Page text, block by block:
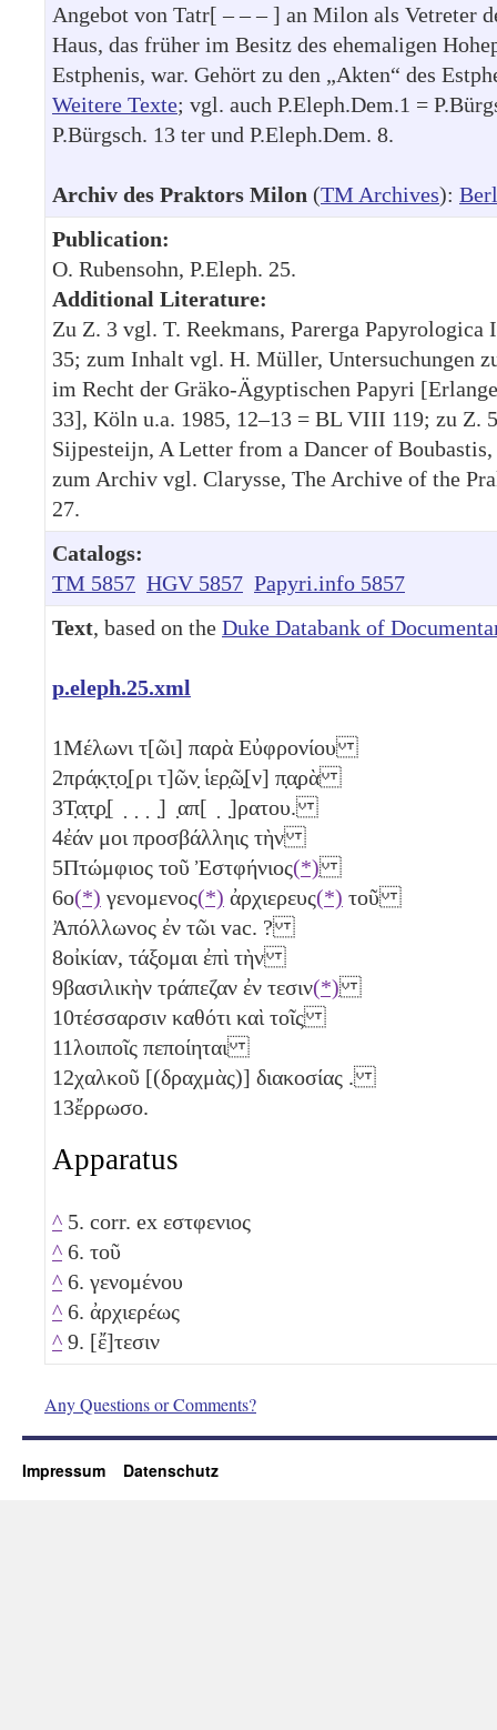
Angebot von Tatr[ – – – ] an Milon als Vetreter
Haus, das früher im Besitz des ehemaligen
Estphenis, war. Gehört zu den „Akten“ des
Weitere Texte; vgl. auch P.Eleph.Dem.1 =
P.Bürgsch. 13 ter und P.Eleph.Dem. 8.
Archiv des Praktors Milon (TM Archives):
Publication:
O. Rubensohn, P.Eleph. 25.
Additional Literature:
Zu Z. 3 vgl. T. Reekmans, Parerga
35; zum Inhalt vgl. H. Müller, Untersuchungen
im Recht der Gräko-Ägyptischen Papyri
33], Köln u.a. 1985, 12–13 = BL VIII 119; zu Z.
Sijpesteijn, A Letter from a Dancer of
zum Archiv vgl. Clarysse, The Archive of the
27.
Catalogs:
TM 5857 HGV 5857 Papyri.info 5857
Text, based on the Duke Databank of
p.eleph.25.xml
1Μέλωνι τ[ῶι] παρὰ Εὐφρονίου
2πρά̣κ̣τ̣ο̣[ρι τ]ῶν̣ ἱερ̣ῶ̣[ν] π̣α̣ρὰ
3Τ̣α̣τ̣ρ̣[ ̣ ̣ ̣ ̣] ̣απ[ ̣ ̣]ρατου.
4ἐάν μοι προσβάλληις τὴν
5Πτώμφιος τοῦ Ἐστφήνιος(*)
6ο(*) γενομενος(*) ἀρχιερευς(*) τοῦ
Ἀπόλλωνος ἐν τῶι vac. ?
8οἰκίαν, τάξομαι ἐπὶ τὴν
9βασιλικὴν τράπεζαν ἐν τεσιν(*)
10τέσσαρσιν καθότι καὶ τοῖς
11λοιποῖς πεποίηται
12χαλκοῦ [(δραχμὰς)] διακοσίας .
13ἔρρωσο.
Apparatus
^ 5. corr. ex εστφενιος
^ 6. τοῦ
^ 6. γενομένου
^ 6. ἀρχιερέως
^ 9. [ἔ]τεσιν
Any Questions or Comments?
Impressum Datenschutz